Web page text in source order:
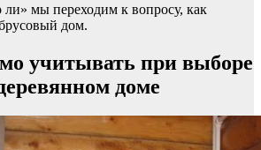
ли» мы переходим к вопросу, как
дом.
учитывать при выборе
доме